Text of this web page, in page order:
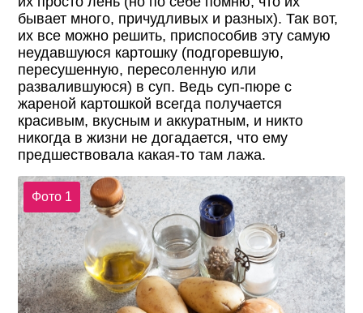
бывает много, причудливых и разных). Так вот,
их все можно решить, приспособив эту самую
неудавшуюся картошку (подгоревшую,
пересушенную, пересоленную или
развалившуюся) в суп. Ведь суп-пюре с
жареной картошкой всегда получается
красивым, вкусным и аккуратным, и никто
никогда в жизни не догадается, что ему
предшествовала какая-то там лажа.
Фото 1